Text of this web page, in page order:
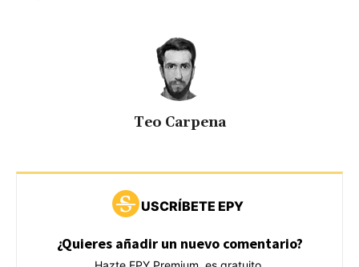
Teo Carpena
USCRÍBETE EPY
¿Quieres añadir un nuevo comentario?